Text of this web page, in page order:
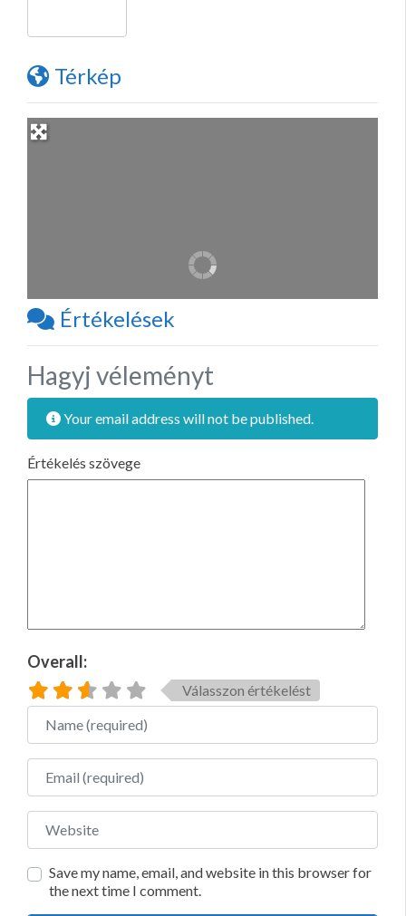
Térkép
Értékelések
Hagyj véleményt
Your email address will not be published.
Értékelés szövege
Overall:
Válasszon értékelést
Name
Email
Website
Save my name, email, and website in this browser for
the next time I comment.